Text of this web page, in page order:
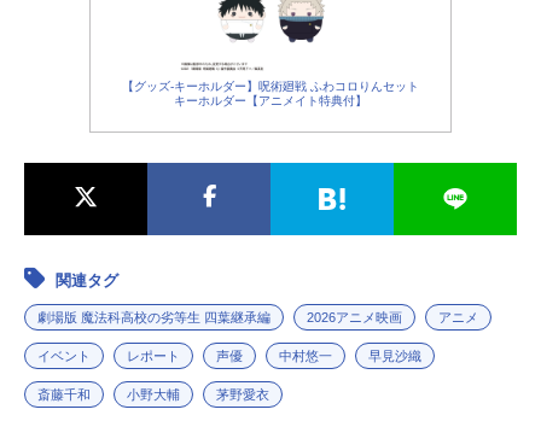
28年のアニメジャパンは大阪で開
催！2026年3月28日（土）・29日
（日）に開催されている世界最大級
のアニメイベント「AnimeJapan202
から開催地を移し、大阪にて開催さ
シリーズ放送＆制作決定】『葬送の
フリーレン』第3期【黄金郷編】202
7年10月放送第2期の最終回のラスト
シーンで映し出されたのが、第1期の
【一級魔法使い試験編】で大きな存
【グッズ-キーホルダー】呪術廻戦 ふわコロりんセット
キーホルダー【アニメイト特典付】
関連タグ
劇場版 魔法科高校の劣等生 四葉継承編 2026アニメ映画 アニメ
イベント レポート 声優 中村悠一 早見沙織
斎藤千和 小野大輔 茅野愛衣